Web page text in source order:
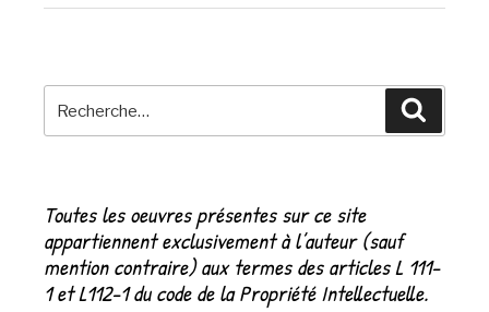
Recherche
pour
Toutes les oeuvres présentes sur ce site
appartiennent exclusivement à l’auteur (sauf
mention contraire) aux termes des articles L 111-
1 et L112-1 du code de la Propriété Intellectuelle.